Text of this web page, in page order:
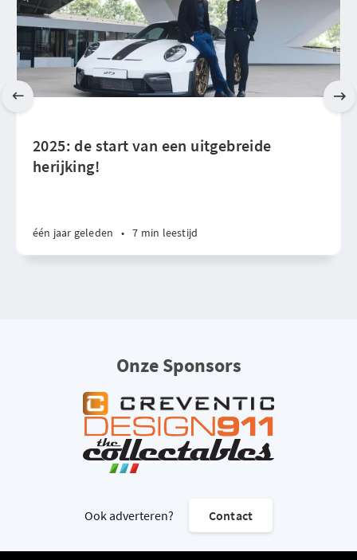
2025: de start van een uitgebreide
herijking!
één jaar geleden • 7 min leestijd
Onze Sponsors
Ook adverteren? Contact